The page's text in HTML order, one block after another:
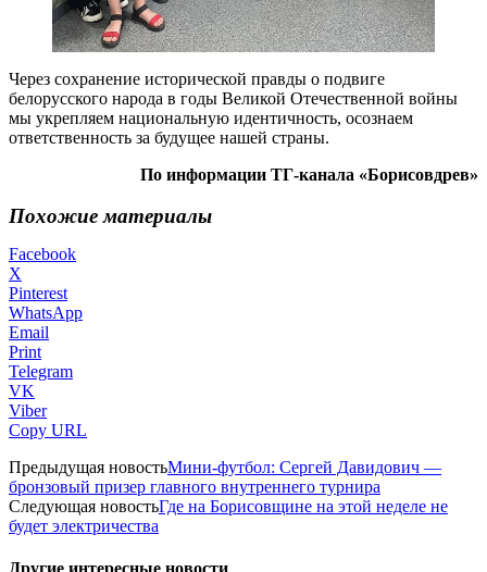
Через сохранение исторической правды о подвиге
белорусского народа в годы Великой Отечественной войны
мы укрепляем национальную идентичность, осознаем
ответственность за будущее нашей страны.
По информации ТГ-канала «Борисовдрев»
Похожие материалы
Facebook
X
Pinterest
WhatsApp
Email
Print
Telegram
VK
Viber
Copy URL
Предыдущая новостьМини-футбол: Сергей Давидович —
бронзовый призер главного внутреннего турнира
Следующая новостьГде на Борисовщине на этой неделе не
будет электричества